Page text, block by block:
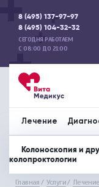
8 (495) 137-97-97
8 (495) 104-32-32
СЕГОДНЯ РАБОТАЕМ
С 08:00 ДО 21:00
Лечение
Главная Услуги Лечение
Колоноскопия и
колопроктологии